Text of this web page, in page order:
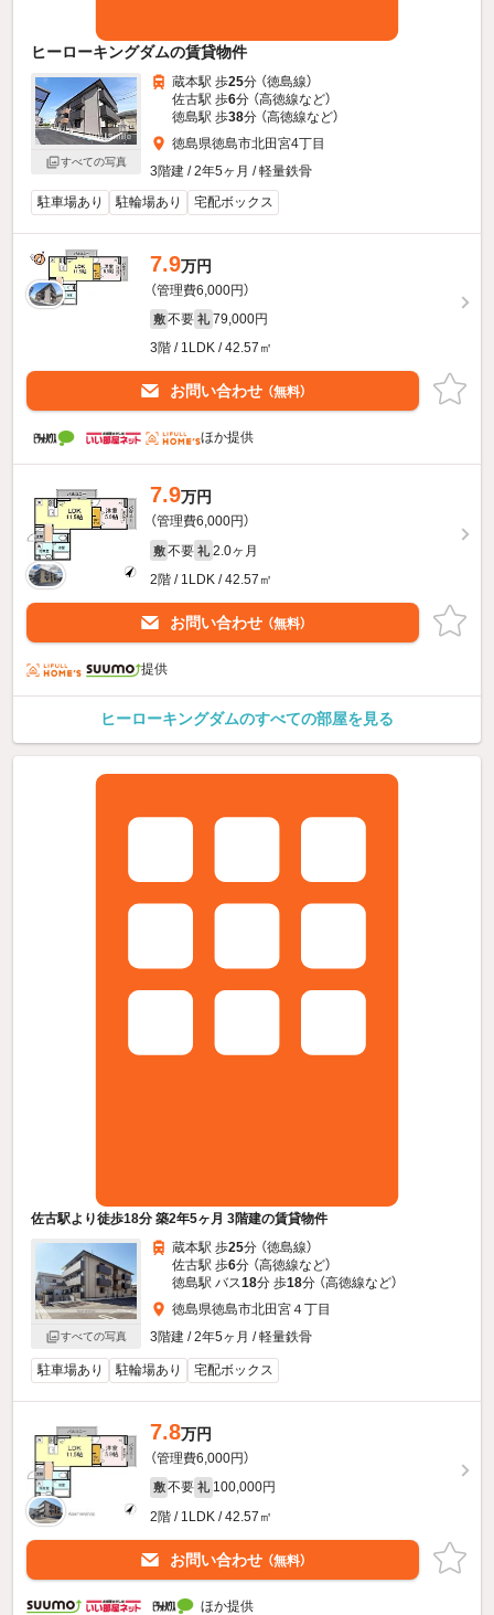
ヒーローキングダムの賃貸物件
すべての写真
蔵本駅 歩25分 （徳島線）
佐古駅 歩6分 （高徳線など）
徳島駅 歩38分 （高徳線など）
徳島県徳島市北田宮4丁目
3階建 / 2年5ヶ月 / 軽量鉄骨
駐車場あり
駐輪場あり 宅配ボックス
7.9万円
（管理費6,000円）
敷 不要 礼 79,000円
3階 / 1LDK / 42.57㎡
お問い合わせ （無料）
ほか提供
7.9万円
（管理費6,000円）
敷 不要 礼 2.0ヶ月
2階 / 1LDK / 42.57㎡
お問い合わせ （無料）
提供
ヒーローキングダムのすべての部屋を見る
佐古駅より徒歩18分 築2年5ヶ月 3階建の賃貸物件
すべての写真
蔵本駅 歩25分 （徳島線）
佐古駅 歩6分 （高徳線など）
徳島駅 バス18分 歩18分 （高徳線など）
徳島県徳島市北田宮４丁目
3階建 / 2年5ヶ月 / 軽量鉄骨
駐車場あり 駐輪場あり 宅配ボックス
7.8万円
（管理費6,000円）
敷 不要 礼 100,000円
2階 / 1LDK / 42.57㎡
お問い合わせ （無料）
ほか提供